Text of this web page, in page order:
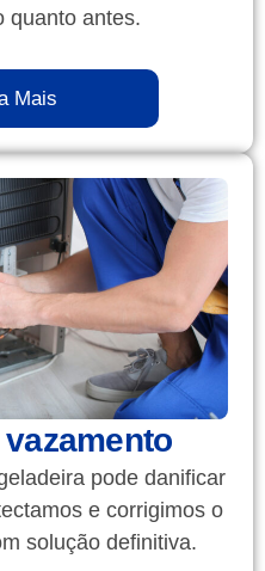
quanto antes.
Mais
pode danificar
e corrigimos o
solução definitiva.